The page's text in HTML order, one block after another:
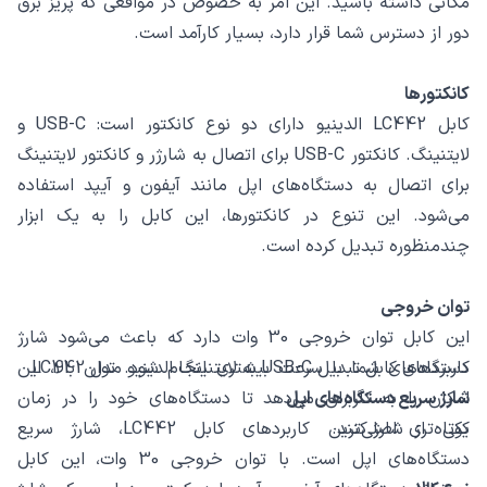
دور از دسترس شما قرار دارد، بسیار کارآمد است.
کانکتورها
کابل LC442 الدینیو دارای دو نوع کانکتور است: USB-C و
لایتنینگ. کانکتور USB-C برای اتصال به شارژر و کانکتور لایتنینگ
برای اتصال به دستگاه‌های اپل مانند آیفون و آیپد استفاده
می‌شود. این تنوع در کانکتورها، این کابل را به یک ابزار
چندمنظوره تبدیل کرده است.
توان خروجی
این کابل توان خروجی 30 وات دارد که باعث می‌شود شارژ
دستگاه‌های شما با سرعت بیشتری انجام شود. توان بالا، این
امکان را به کاربران می‌دهد تا دستگاه‌های خود را در زمان
کوتاه‌تری شارژ کنند.
کاربردهای کابل تبدیل USB-C به لایتنینگ الدینیو مدل LC442
شارژ سریع دستگاه‌های اپل
یکی از اصلی‌ترین کاربردهای کابل LC442، شارژ سریع
دستگاه‌های اپل است. با توان خروجی 30 وات، این کابل